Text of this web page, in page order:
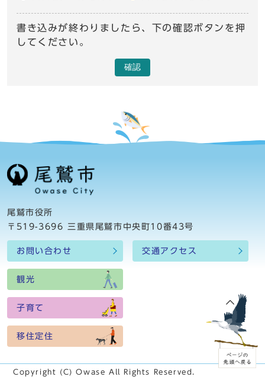
書き込みが終わりましたら、下の確認ボタンを押
してください。
確認
尾鷲市役所
〒519-3696 三重県尾鷲市中央町10番43号
お問い合わせ 交通アクセス
観光
子育て
移住定住
Copyright (C) Owase All Rights Reserved.